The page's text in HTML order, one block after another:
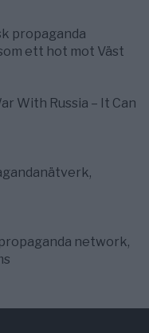
propaganda
ett hot mot Väst
With Russia – It Can
network,